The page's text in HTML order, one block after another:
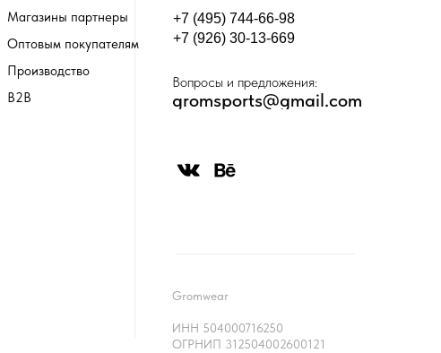
Производство
Магазины партнеры
Оптовым покупателям
+7 (495) 744-66-98
+7 (926) 30-13-669
gromsports@gmail.com
Gromwear
ИНН 504000716250
ОГРНИП 312504002600121
Вопросы и предложения:
B2B